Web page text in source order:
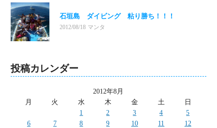
石垣島 ダイビング 粘り勝ち！！！
2012/08/18 マンタ
投稿カレンダー
2012年8月
月
火 水 木 金 土
日
1
2 3 4
5
6
7 8 9 10 11
12